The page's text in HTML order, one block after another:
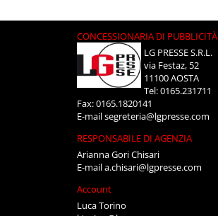
CONCESSIONARIA DI PUBBLICITÀ
LG PRESSE S.R.L.
via Festaz, 52
11100 AOSTA
Tel: 0165.231711
Fax: 0165.1820141
E-mailsegreteria@lgpresse.com
RESPONSABILE DI AGENZIA
Arianna Gori Chisari
E-maila.chisari@lgpresse.com
Account
Luca Torino